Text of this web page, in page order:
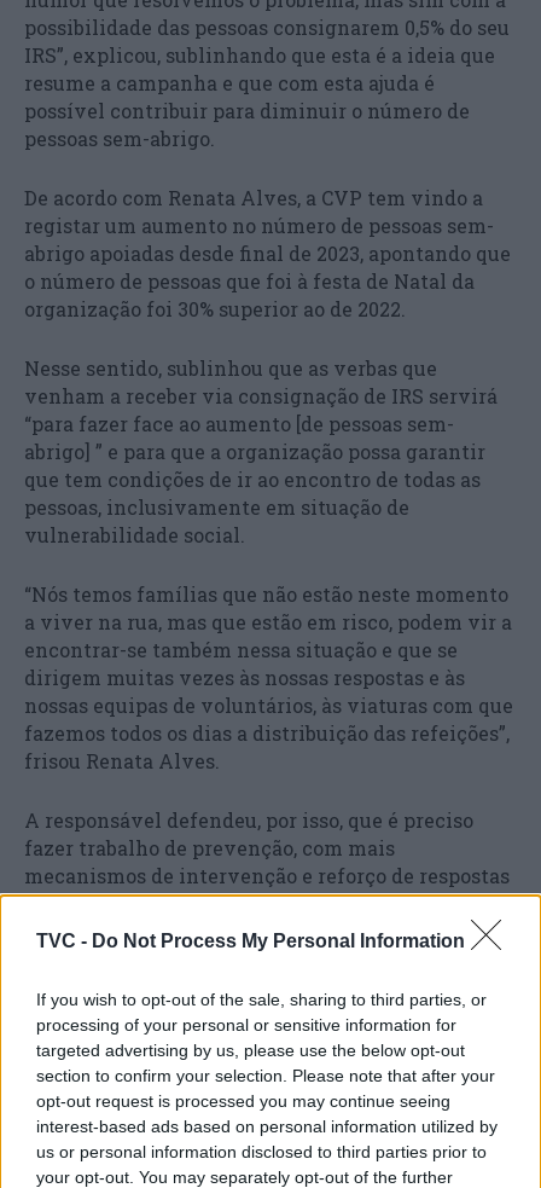
TVC - Do Not Process My Personal Information
If you wish to opt-out of the sale, sharing to third parties, or
processing of your personal or sensitive information for
targeted advertising by us, please use the below opt-out
section to confirm your selection. Please note that after your
opt-out request is processed you may continue seeing
interest-based ads based on personal information utilized by
us or personal information disclosed to third parties prior to
your opt-out. You may separately opt-out of the further
possibilidade das pessoas consignarem 0,5% do seu
IRS”, explicou, sublinhando que esta é a ideia que
resume a campanha e que com esta ajuda é
possível contribuir para diminuir o número de
pessoas sem-abrigo.
De acordo com Renata Alves, a CVP tem vindo a
registar um aumento no número de pessoas sem-
abrigo apoiadas desde final de 2023, apontando que
o número de pessoas que foi à festa de Natal da
organização foi 30% superior ao de 2022.
Nesse sentido, sublinhou que as verbas que
venham a receber via consignação de IRS servirá
“para fazer face ao aumento [de pessoas sem-
abrigo] ” e para que a organização possa garantir
que tem condições de ir ao encontro de todas as
pessoas, inclusivamente em situação de
vulnerabilidade social.
“Nós temos famílias que não estão neste momento
a viver na rua, mas que estão em risco, podem vir a
encontrar-se também nessa situação e que se
dirigem muitas vezes às nossas respostas e às
nossas equipas de voluntários, às viaturas com que
fazemos todos os dias a distribuição das refeições”,
frisou Renata Alves.
A responsável defendeu, por isso, que é preciso
fazer trabalho de prevenção, com mais
mecanismos de intervenção e reforço de respostas
de apoio às famílias.
a Integração das Pessoas em Situação de Sem-
Abrigo e se inclui todas as medidas necessárias
para a redução do número de pessoas em situação
de sem-abrigo, a diretora-geral da CVP disse que “é
uma estratégia pouco robusta no que diz respeito
aos apoios que podem ser dados não só às pessoas,
mas também às próprias instituições que atuam